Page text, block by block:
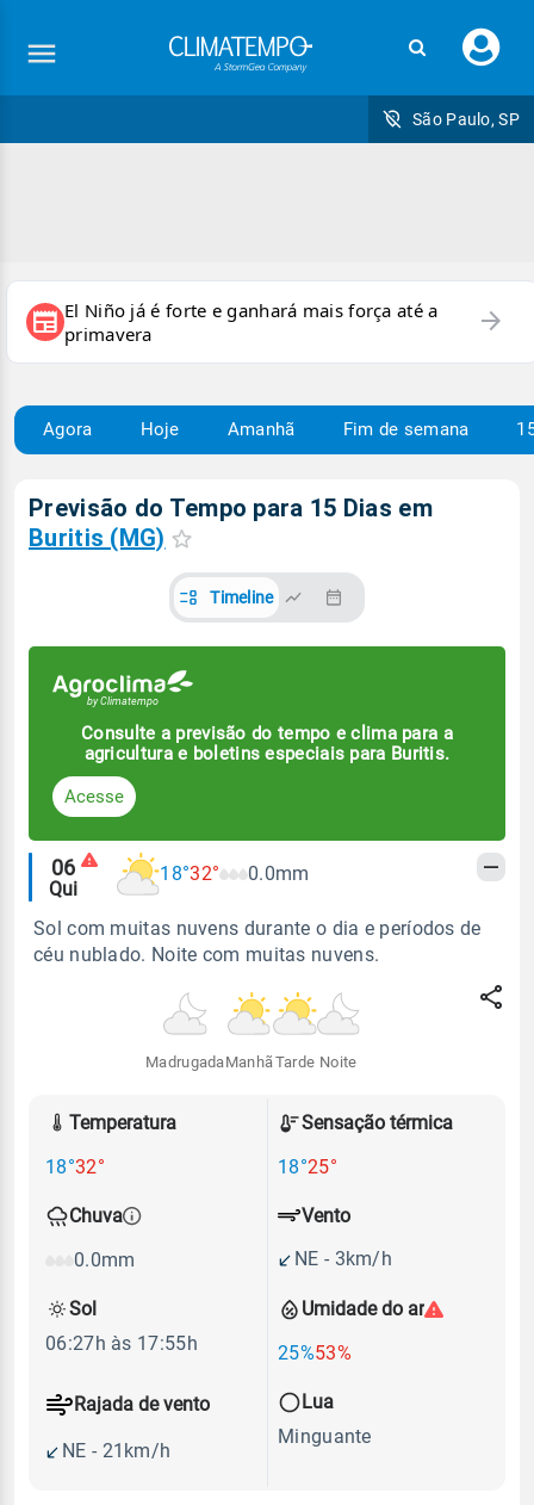
seu
São Paulo, SP
newspaper El Niño já é forte e ganhará mais força até a
primavera
arrow_forward
Agora Hoje Amanhã Fim de semana
Previsão do Tempo para 15 Dias em
Buritis (MG)
Timeline
Consulte a previsão do tempo e clima para a
agricultura e boletins especiais para Buritis.
Acesse
Alertas
meteorológicos
06
Qui
18°32° 0.0mm
Sol com muitas nuvens durante o dia e períodos de
céu nublado. Noite com muitas nuvens.
Madrugada Manhã Tarde Noite
Temperatura
18°32°
Sensação térmica
18°25°
Chuva
0.0mm
Umidade do ar
25%53%
Vento
NE - 3km/h
Rajada de vento
NE - 21km/h
Sol
06:27h às 17:55h
Lua
Minguante